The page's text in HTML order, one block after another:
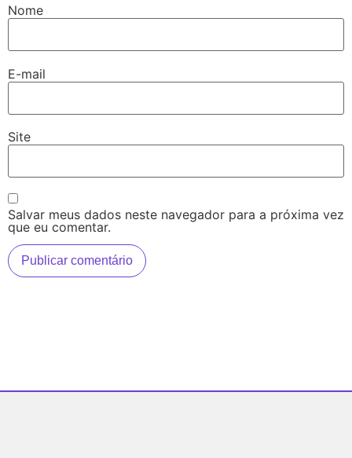
Nome
E-mail
Site
Salvar meus dados neste navegador para a próxima vez
que eu comentar.